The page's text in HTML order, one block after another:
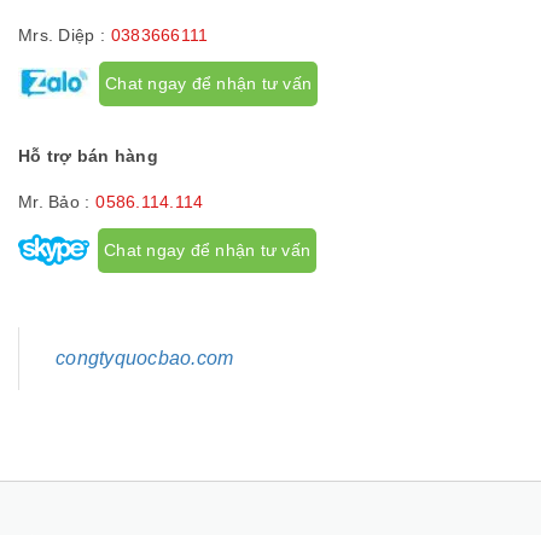
Mrs. Diệp : 0383666111
Chat ngay để nhận tư vấn
Hỗ trợ bán hàng
Mr. Bảo : 0586.114.114
Chat ngay để nhận tư vấn
congtyquocbao.com